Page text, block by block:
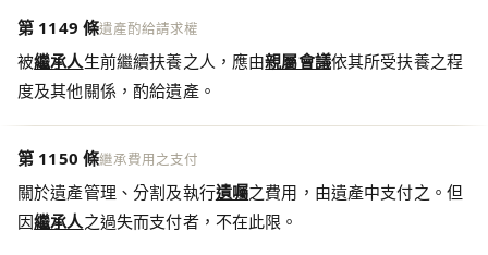
第 1149 條遺產酌給請求權
被繼承人生前繼續扶養之人，應由親屬會議依其所受扶養之程
度及其他關係，酌給遺產。
第 1150 條繼承費用之支付
關於遺產管理、分割及執行遺囑之費用，由遺產中支付之。但
因繼承人之過失而支付者，不在此限。